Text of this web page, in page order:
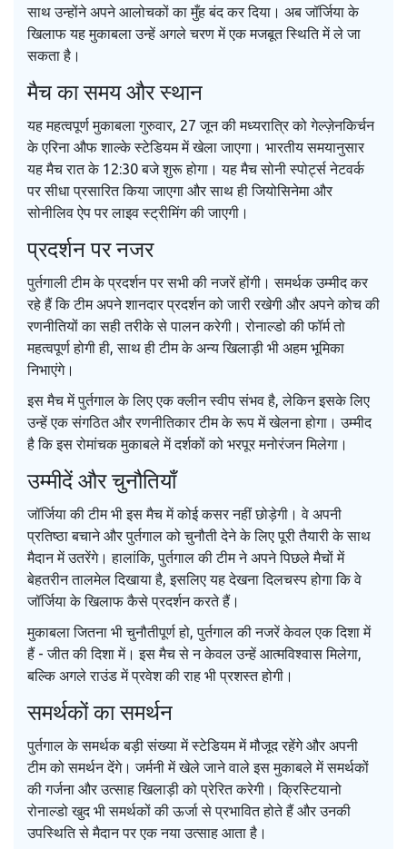
साथ उन्होंने अपने आलोचकों का मुँह बंद कर दिया। अब जॉर्जिया के
खिलाफ यह मुकाबला उन्हें अगले चरण में एक मजबूत स्थिति में ले जा
सकता है।
मैच का समय और स्थान
यह महत्वपूर्ण मुकाबला गुरुवार, 27 जून की मध्यरात्रि को गेल्ज़ेनकिर्चन
के एरिना औफ शाल्के स्टेडियम में खेला जाएगा। भारतीय समयानुसार
यह मैच रात के 12:30 बजे शुरू होगा। यह मैच सोनी स्पोर्ट्स नेटवर्क
पर सीधा प्रसारित किया जाएगा और साथ ही जियोसिनेमा और
सोनीलिव ऐप पर लाइव स्ट्रीमिंग की जाएगी।
प्रदर्शन पर नजर
पुर्तगाली टीम के प्रदर्शन पर सभी की नजरें होंगी। समर्थक उम्मीद कर
रहे हैं कि टीम अपने शानदार प्रदर्शन को जारी रखेगी और अपने कोच की
रणनीतियों का सही तरीके से पालन करेगी। रोनाल्डो की फॉर्म तो
महत्वपूर्ण होगी ही, साथ ही टीम के अन्य खिलाड़ी भी अहम भूमिका
निभाएंगे।
इस मैच में पुर्तगाल के लिए एक क्लीन स्वीप संभव है, लेकिन इसके लिए
उन्हें एक संगठित और रणनीतिकार टीम के रूप में खेलना होगा। उम्मीद
है कि इस रोमांचक मुकाबले में दर्शकों को भरपूर मनोरंजन मिलेगा।
उम्मीदें और चुनौतियाँ
जॉर्जिया की टीम भी इस मैच में कोई कसर नहीं छोड़ेगी। वे अपनी
प्रतिष्ठा बचाने और पुर्तगाल को चुनौती देने के लिए पूरी तैयारी के साथ
मैदान में उतरेंगे। हालांकि, पुर्तगाल की टीम ने अपने पिछले मैचों में
बेहतरीन तालमेल दिखाया है, इसलिए यह देखना दिलचस्प होगा कि वे
जॉर्जिया के खिलाफ कैसे प्रदर्शन करते हैं।
मुकाबला जितना भी चुनौतीपूर्ण हो, पुर्तगाल की नजरें केवल एक दिशा में
हैं - जीत की दिशा में। इस मैच से न केवल उन्हें आत्मविश्वास मिलेगा,
बल्कि अगले राउंड में प्रवेश की राह भी प्रशस्त होगी।
समर्थकों का समर्थन
पुर्तगाल के समर्थक बड़ी संख्या में स्टेडियम में मौजूद रहेंगे और अपनी
टीम को समर्थन देंगे। जर्मनी में खेले जाने वाले इस मुकाबले में समर्थकों
की गर्जना और उत्साह खिलाड़ी को प्रेरित करेगी। क्रिस्टियानो
रोनाल्डो खुद भी समर्थकों की ऊर्जा से प्रभावित होते हैं और उनकी
उपस्थिति से मैदान पर एक नया उत्साह आता है।